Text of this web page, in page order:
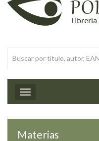
Toggle navigation
Materias